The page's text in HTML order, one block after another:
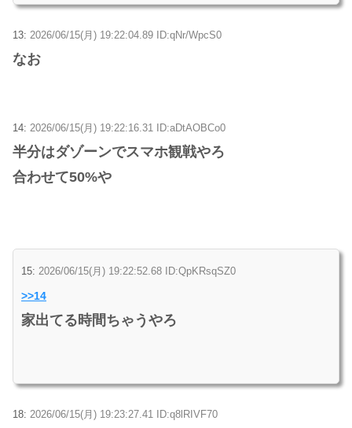
13: 2026/06/15(月) 19:22:04.89 ID:qNr/WpcS0
なお
14: 2026/06/15(月) 19:22:16.31 ID:aDtAOBCo0
半分はダゾーンでスマホ観戦やろ
合わせて50%や
15: 2026/06/15(月) 19:22:52.68 ID:QpKRsqSZ0
>>14
家出てる時間ちゃうやろ
18: 2026/06/15(月) 19:23:27.41 ID:q8lRIVF70